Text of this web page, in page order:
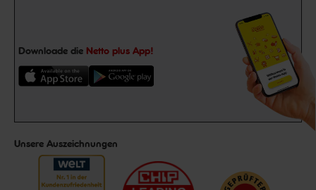
Downloade die Netto plus App!
Unsere Auszeichnungen